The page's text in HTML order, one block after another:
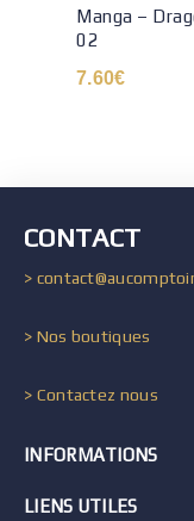
Manga –
02
7.60€
CONTACT
>
> Nos boutiques
> Contactez nous
INFORMATIONS
LIENS UTILES